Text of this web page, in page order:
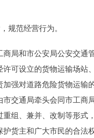
范经营行为。
和市公安局公安交通管
许可设立的货物运输场站
加强对道路危险货物运输
市交通局牵头会同市工商
重组、兼并、改制等形式
护货主和广大市民的合法